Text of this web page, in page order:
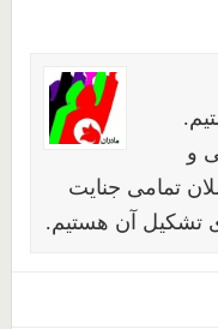
و
تمامی جنایت
تشکیل آن هستیم.